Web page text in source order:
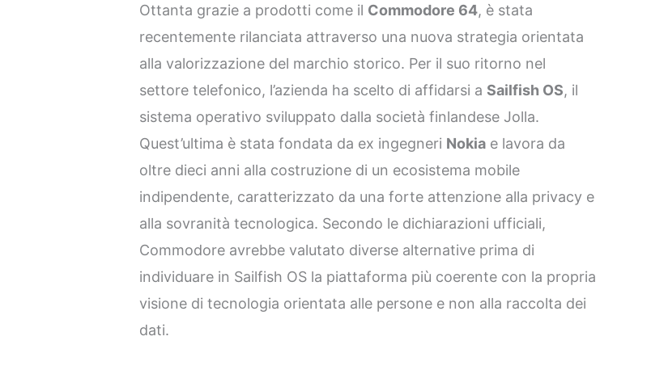
Ottanta grazie a prodotti come il Commodore 64, è stata
recentemente rilanciata attraverso una nuova strategia orientata
alla valorizzazione del marchio storico. Per il suo ritorno nel
settore telefonico, l’azienda ha scelto di affidarsi a Sailfish OS, il
sistema operativo sviluppato dalla società finlandese Jolla.
Quest’ultima è stata fondata da ex ingegneri Nokia e lavora da
oltre dieci anni alla costruzione di un ecosistema mobile
indipendente, caratterizzato da una forte attenzione alla privacy e
alla sovranità tecnologica. Secondo le dichiarazioni ufficiali,
Commodore avrebbe valutato diverse alternative prima di
individuare in Sailfish OS la piattaforma più coerente con la propria
visione di tecnologia orientata alle persone e non alla raccolta dei
dati.